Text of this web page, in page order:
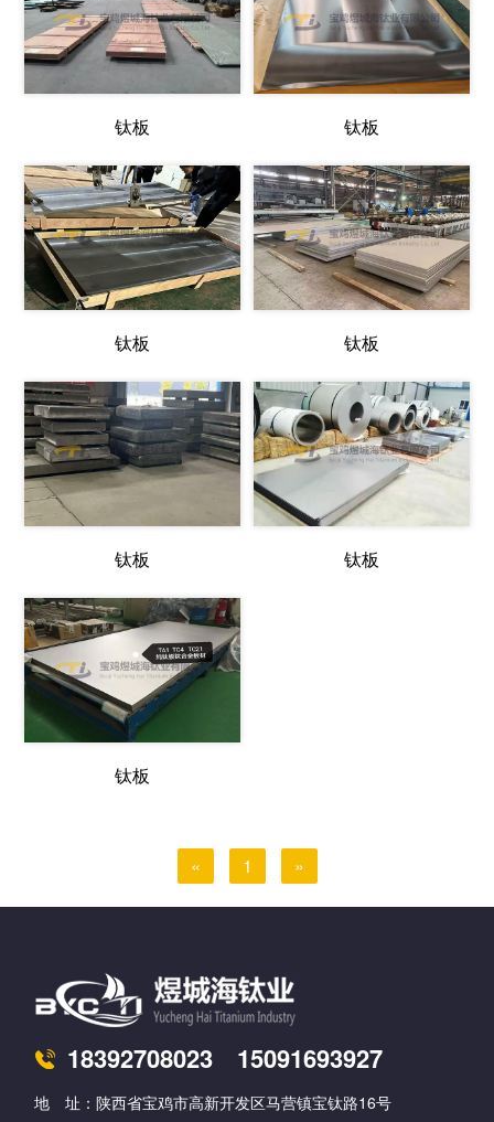
钛板 钛板
钛板 钛板
钛板 钛板
钛板
« 1 »
18392708023 15091693927
地 址：陕西省宝鸡市高新开发区马营镇宝钛路16号